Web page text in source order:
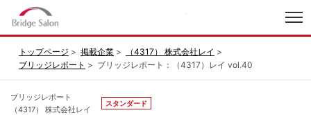
トップページ 掲載企業
（4317） 株式会社レイ
ブリッジレポート
ブリッジレポート：（4317）レイ vol.40
ブリッジレポート
（4317） 株式会社レイ
スタンダード